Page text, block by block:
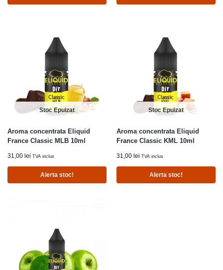
Stoc Epuizat
Aroma concentrata Eliquid
France Classic MLB 10ml
31,00 lei TVA inclus
Alerta stoc!
Stoc Epuizat
Aroma concentrata Eliquid
France Classic KML 10ml
31,00 lei TVA inclus
Alerta stoc!